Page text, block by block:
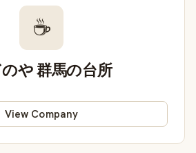
☕
や 群馬の台所
View Company